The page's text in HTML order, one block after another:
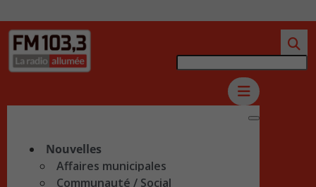
Nouvelles
Affaires municipales
Communauté / Social